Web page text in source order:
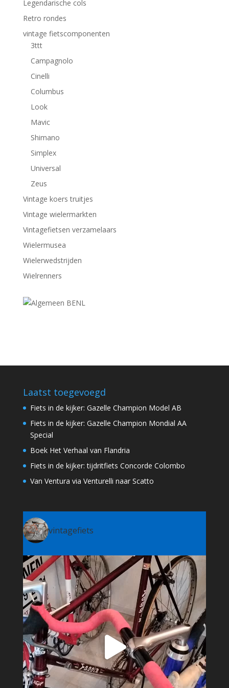
Legendarische cols
Retro rondes
vintage fietscomponenten
3ttt
Campagnolo
Cinelli
Columbus
Look
Mavic
Shimano
Simplex
Universal
Zeus
Vintage koers truitjes
Vintage wielermarkten
Vintagefietsen verzamelaars
Wielermusea
Wielerwedstrijden
Wielrenners
Laatst toegevoegd
Fiets in de kijker: Gazelle Champion Model AB
Fiets in de kijker: Gazelle Champion Mondial AA
Special
Boek Het Verhaal van Flandria
Fiets in de kijker: tijdritfiets Concorde Colombo
Van Ventura via Venturelli naar Scatto
vintagefiets